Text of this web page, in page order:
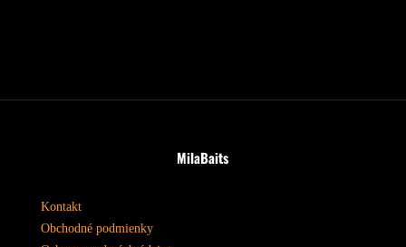
MilaBaits
Kontakt
Obchodné podmienky